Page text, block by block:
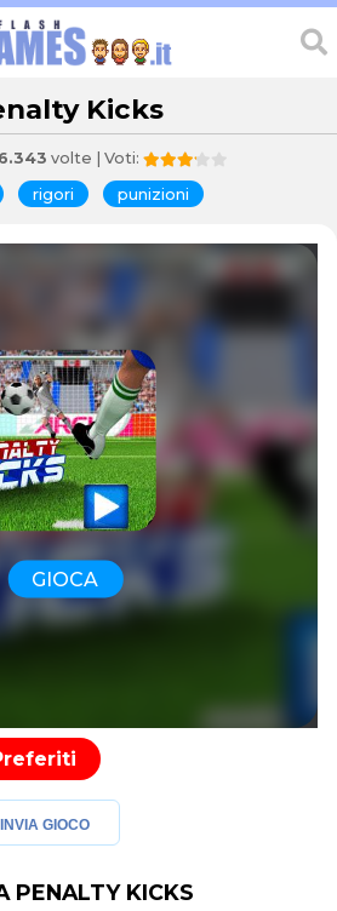
Kicks
volte | Voti:
rigori punizioni
GIOCA
INVIA GIOCO
PENALTY KICKS